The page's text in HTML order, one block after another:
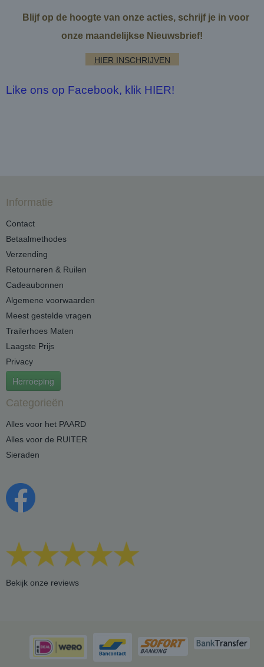
Blijf op de hoogte van onze acties, schrijf je in voor
onze maandelijkse Nieuwsbrief!
HIER INSCHRIJVEN
Like ons op Facebook, klik HIER!
Informatie
Contact
Betaalmethodes
Verzending
Retourneren & Ruilen
Cadeaubonnen
Algemene voorwaarden
Meest gestelde vragen
Trailerhoes Maten
Laagste Prijs
Privacy
Herroeping
Categorieën
Alles voor het PAARD
Alles voor de RUITER
Sieraden
Bekijk onze reviews